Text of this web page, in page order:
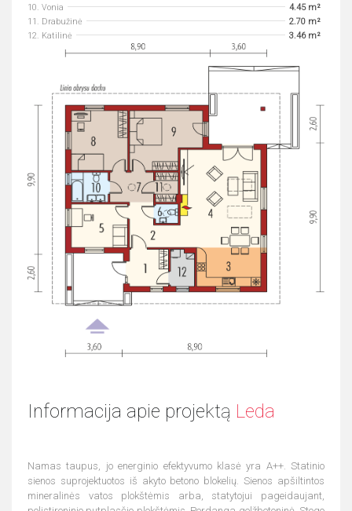
10. Vonia
4.45 m²
11. Drabužinė
2.70 m²
12. Katilinė
3.46 m²
Informacija apie projektą Leda
Namas taupus, jo energinio efektyvumo klasė yra A++. Statinio
sienos suprojektuotos iš akyto betono blokelių. Sienos apšiltintos
mineralinės vatos plokštėmis arba, statytojui pageidaujant,